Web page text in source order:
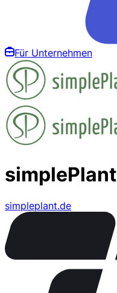
Für Unternehmen
simplePlant
simpleplant.de